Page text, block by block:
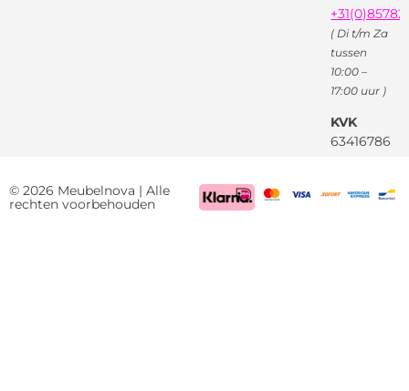
( Di t/m Za
tussen
10:00 –
17:00 uur )
KVK
63416786
© 2026 Meubelnova | Alle
rechten voorbehouden